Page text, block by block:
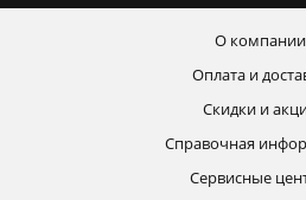
О компании
Оплата и
Скидки и
Справочная
Сервисные